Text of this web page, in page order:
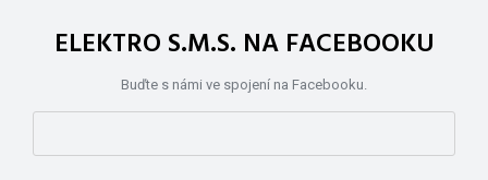
ELEKTRO S.M.S. NA FACEBOOKU
Buďte s námi ve spojení na Facebooku.